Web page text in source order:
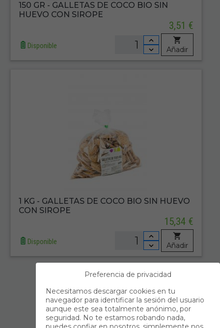
150 GR - GALLETAS DE COCO BIO SIN
HUEVO CON SIROPE
3,51 €
Disponible Añadir
1 KG - GALLETAS DE COCO BIO SIN HUEVO
CON SIROPE
15,34 €
Disponible Añadir
1
Siguiente Último
Preferencia de privacidad
Necesitamos descargar cookies en tu
navegador para identificar la sesión del usuario
aunque este sea totalmente anónimo, por
seguridad. No te estamos robando nada,